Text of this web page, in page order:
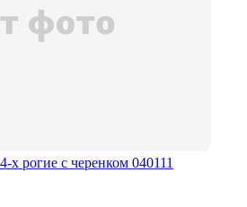
рогие с черенком 040111